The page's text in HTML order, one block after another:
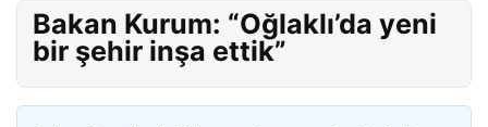
Bakan Kurum: “Oğlaklı’da yeni
bir şehir inşa ettik”